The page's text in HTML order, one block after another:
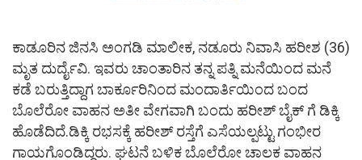
ಕಾಡೂರಿನ ಜಿನಸಿ ಅಂಗಡಿ ಮಾಲೀಕ, ನಡೂರು ನಿವಾಸಿ ಹರೀಶ (36)
ಮೃತ ದುರ್ದೈವಿ. ಇವರು ಚಾಂತಾರಿನ ತನ್ನ ಪತ್ನಿ ಮನೆಯಿಂದ ಮನೆ
ಕಡೆ ಬರುತ್ತಿದ್ದಾಗ ಬಾರ್ಕೂರಿನಿಂದ ಮಂದಾರ್ತಿಯಿಂದ ಬಂದ
ಬೊಲೆರೋ ವಾಹನ ಅತೀ ವೇಗವಾಗಿ ಬಂದು ಹರೀಶ್ ಬೈಕ್ ಗೆ ಡಿಕ್ಕಿ
ಹೊಡೆದಿದೆ.ಡಿಕ್ಕಿ ರಭಸಕ್ಕೆ ಹರೀಶ್ ರಸ್ತೆಗೆ ಎಸೆಯಲ್ಪಟ್ಟು ಗಂಭೀರ
ಗಾಯಗೊಂಡಿದ್ದರು. ಘಟನೆ ಬಳಿಕ ಬೊಲೆರೋ ಚಾಲಕ ವಾಹನ